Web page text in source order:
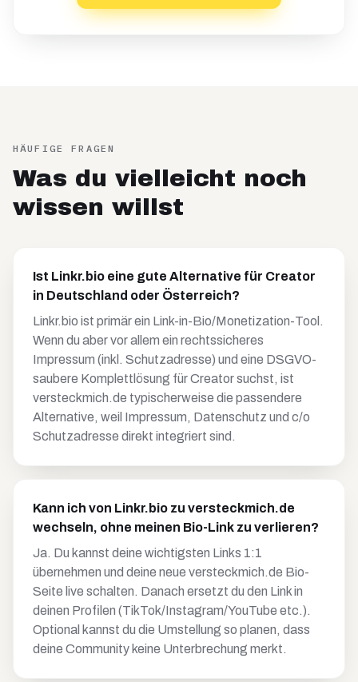
HÄUFIGE FRAGEN
Was du vielleicht noch
wissen willst
Ist Linkr.bio eine gute Alternative für Creator
in Deutschland oder Österreich?
Linkr.bio ist primär ein Link-in-Bio/Monetization-Tool.
Wenn du aber vor allem ein rechtssicheres
Impressum (inkl. Schutzadresse) und eine DSGVO-
saubere Komplettlösung für Creator suchst, ist
versteckmich.de typischerweise die passendere
Alternative, weil Impressum, Datenschutz und c/o
Schutzadresse direkt integriert sind.
Kann ich von Linkr.bio zu versteckmich.de
wechseln, ohne meinen Bio-Link zu verlieren?
Ja. Du kannst deine wichtigsten Links 1:1
übernehmen und deine neue versteckmich.de Bio-
Seite live schalten. Danach ersetzt du den Link in
deinen Profilen (TikTok/Instagram/YouTube etc.).
Optional kannst du die Umstellung so planen, dass
deine Community keine Unterbrechung merkt.